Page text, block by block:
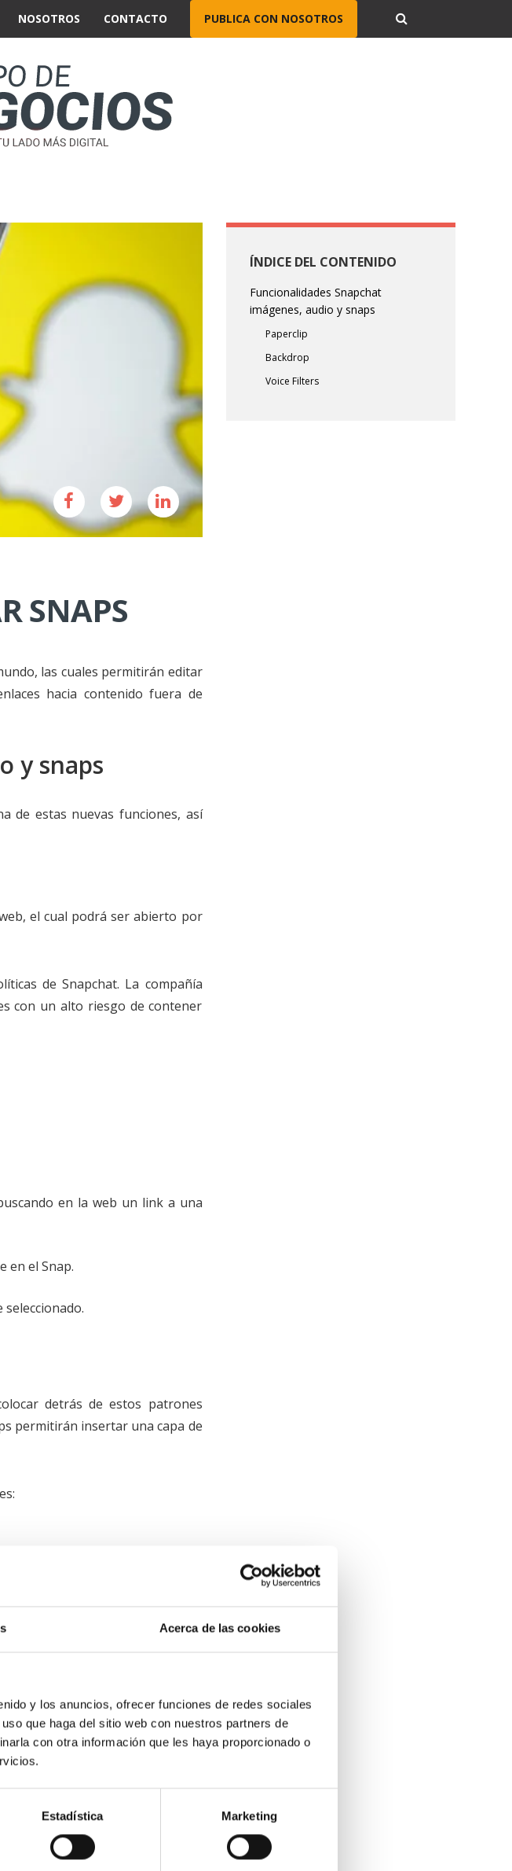
Acerca de las cookies
y los anuncios, ofrecer funciones de redes sociales
que haga del sitio web con nuestros partners de
con otra información que les haya proporcionado o
Estadística Marketing
NOSOTROS CONTACTO PUBLICA CON NOSOTROS
SNAPS
las cuales permitirán editar
hacia contenido fuera de
y snaps
de estas nuevas funciones, así
el cual podrá ser abierto por
de Snapchat. La compañía
con un alto riesgo de contener
en la web un link a una
en el Snap.
detrás de estos patrones
permitirán insertar una capa de
tijeras.
se desplegará.
imagen, de entre las opciones
para regresar a la pantalla
ÍNDICE DEL CONTENIDO
Funcionalidades Snapchat
imágenes, audio y snaps
Paperclip
Backdrop
Voice Filters